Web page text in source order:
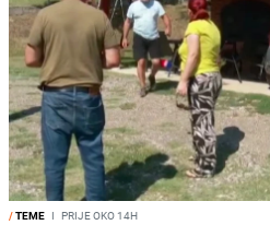
/TEME I PRIJE OKO 14H